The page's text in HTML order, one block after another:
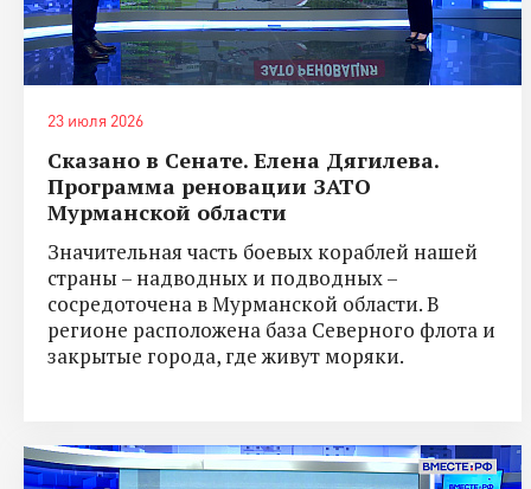
23 июля 2026
Сказано в Сенате. Елена Дягилева.
Программа реновации ЗАТО
Мурманской области
Значительная часть боевых кораблей нашей
страны – надводных и подводных –
сосредоточена в Мурманской области. В
регионе расположена база Северного флота и
закрытые города, где живут моряки.